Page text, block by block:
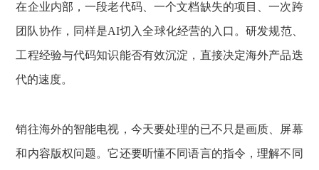
在企业内部，一段老代码、一个文档缺失的项目、一次跨
团队协作，同样是AI切入全球化经营的入口。研发规范、
工程经验与代码知识能否有效沉淀，直接决定海外产品迭
代的速度。
销往海外的智能电视，今天要处理的已不只是画质、屏幕
和内容版权问题。它还要听懂不同语言的指令，理解不同